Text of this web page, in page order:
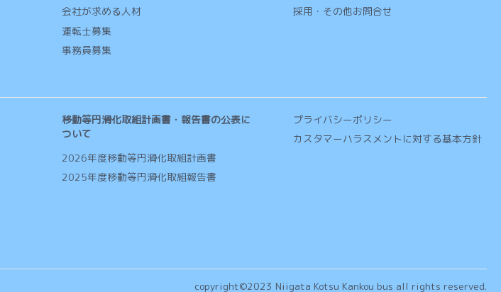
会社が求める人材
運転士募集
事務員募集
採用・その他お問合せ
移動等円滑化取組計画書・報告書の公表に
ついて
2026年度移動等円滑化取組計画書
2025年度移動等円滑化取組報告書
プライバシーポリシー
カスタマーハラスメントに対する基本方針
copyright©2023 Niigata Kotsu Kankou bus all rights reserved.